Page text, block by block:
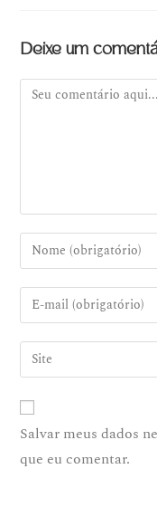
Deixe um
Salvar meus dados
que eu comentar.